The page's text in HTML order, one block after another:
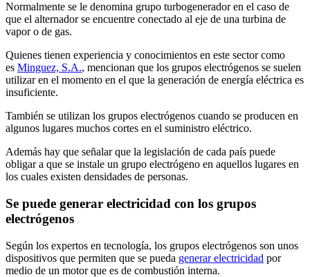
Normalmente se le denomina grupo turbogenerador en el caso de
que el alternador se encuentre conectado al eje de una turbina de
vapor o de gas.
Quienes tienen experiencia y conocimientos en este sector como
es Minguez, S.A., mencionan que los grupos electrógenos se suelen
utilizar en el momento en el que la generación de energía eléctrica es
insuficiente.
También se utilizan los grupos electrógenos cuando se producen en
algunos lugares muchos cortes en el suministro eléctrico.
Además hay que señalar que la legislación de cada país puede
obligar a que se instale un grupo electrógeno en aquellos lugares en
los cuales existen densidades de personas.
Se puede generar electricidad con los grupos
electrógenos
Según los expertos en tecnología, los grupos electrógenos son unos
dispositivos que permiten que se pueda generar electricidad por
medio de un motor que es de combustión interna.